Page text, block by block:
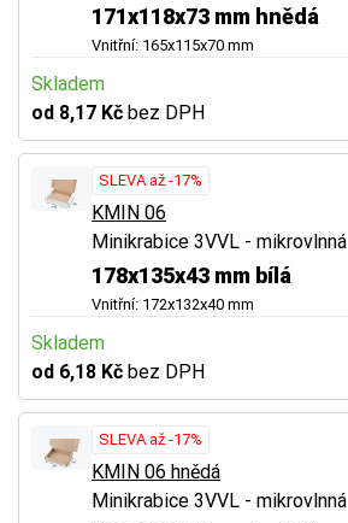
171x118x73 mm hnědá
Vnitřní: 165x115x70 mm
Skladem
od 8,17 Kč bez DPH
SLEVA až -17%
KMIN 06
Minikrabice 3VVL - mikrovlnná
178x135x43 mm bílá
Vnitřní: 172x132x40 mm
Skladem
od 6,18 Kč bez DPH
SLEVA až -17%
KMIN 06 hnědá
Minikrabice 3VVL - mikrovlnná